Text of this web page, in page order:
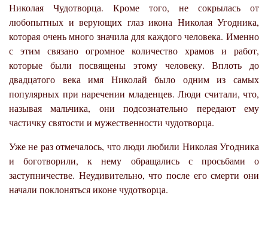
Николая Чудотворца. Кроме того, не сокрылась от
любопытных и верующих глаз икона Николая Угодника,
которая очень много значила для каждого человека. Именно
с этим связано огромное количество храмов и работ,
которые были посвящены этому человеку. Вплоть до
двадцатого века имя Николай было одним из самых
популярных при наречении младенцев. Люди считали, что,
называя мальчика, они подсознательно передают ему
частичку святости и мужественности чудотворца.
Уже не раз отмечалось, что люди любили Николая Угодника
и боготворили, к нему обращались с просьбами о
заступничестве. Неудивительно, что после его смерти они
начали поклоняться иконе чудотворца.